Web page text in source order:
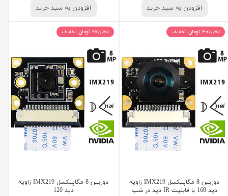
افزودن به سبد خرید افزودن به سبد خرید
دوربین 8 مگاپیکسل IMX219 زاویه
دید 160 با قابلیت IR دید در شب
۴۰۰,۰۰۰ تومان تخفیف
دوربین 8 مگاپیکسل IMX219 زاویه
دید 120
۲۰۰,۰۰۰ تومان تخفیف